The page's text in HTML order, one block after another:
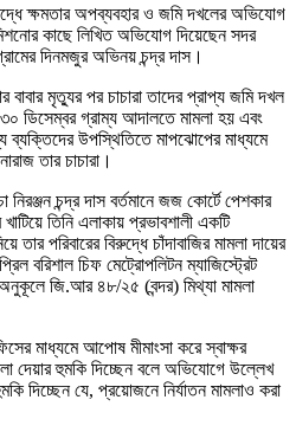
ক্ষমতার অপব্যবহার ও জমি দখলের অভিযোগ
কাছে লিখিত অভিযোগ দিয়েছেন সদর
দিনমজুর অভিনয় চন্দ্র দাস।
মৃত্যুর পর চাচারা তাদের প্রাপ্য জমি দখল
ডিসেম্বর গ্রাম্য আদালতে মামলা হয় এবং
ব্যক্তিদের উপস্থিতিতে মাপঝোপের মাধ্যমে
তার চাচারা।
চন্দ্র দাস বর্তমানে জজ কোর্টে পেশকার
তিনি এলাকায় প্রভাবশালী একটি
তার পরিবারের বিরুদ্ধে চাঁদাবাজির মামলা দায়ের
বরিশাল চিফ মেট্রোপলিটন ম্যাজিস্ট্রেট
জি.আর ৪৮/২৫ (বন্দর) মিথ্যা মামলা
মাধ্যমে আপোষ মীমাংসা করে স্বাক্ষর
দেয়ার হুমকি দিচ্ছেন বলে অভিযোগে উল্লেখ
দিচ্ছেন যে, প্রয়োজনে নির্যাতন মামলাও করা